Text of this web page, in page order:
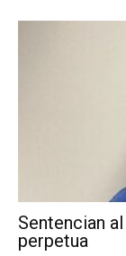
Sentencian al
perpetua